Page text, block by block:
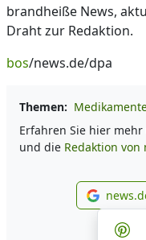
brandheiße News,
Draht zur Redaktion.
bos/news.de/dpa
Themen:
Erfahren Sie hier
und die Redaktion von